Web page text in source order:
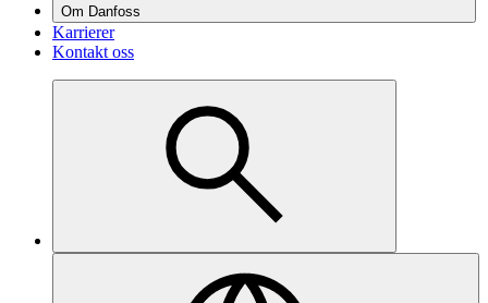
Om Danfoss
Karrierer
Kontakt oss